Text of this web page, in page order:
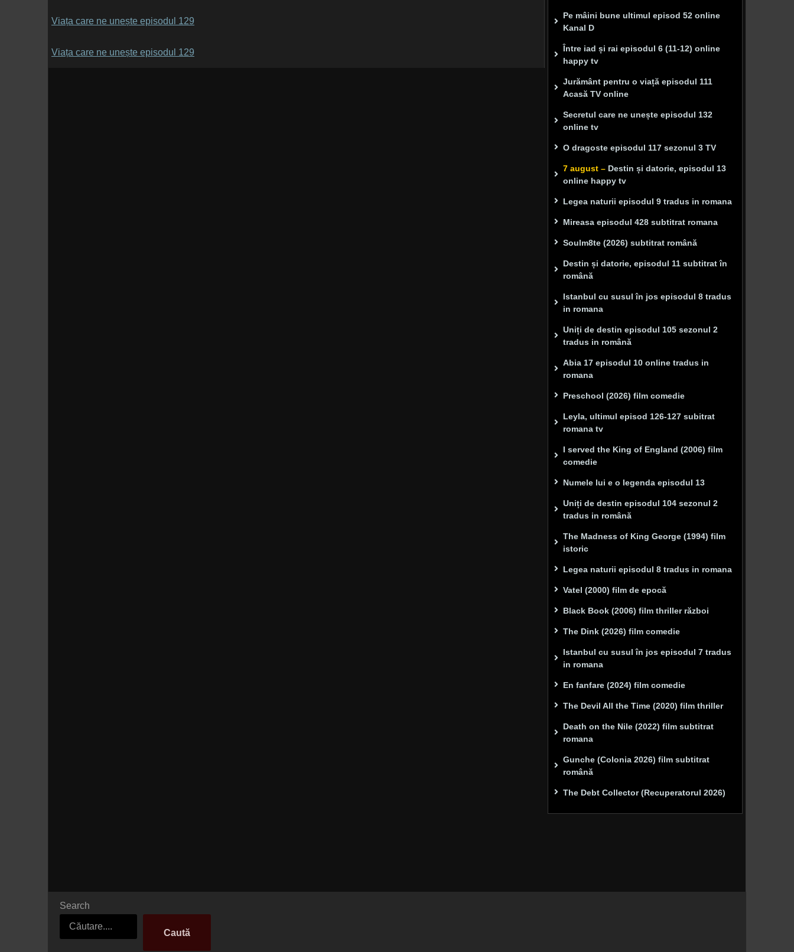
Viața care ne unește episodul 129
Viața care ne unește episodul 129
Pe mâini bune ultimul episod 52 online
Kanal D
Între iad și rai episodul 6 (11-12) online
happy tv
Jurământ pentru o viață episodul 111
Acasă TV online
Secretul care ne unește episodul 132
online tv
O dragoste episodul 117 sezonul 3 TV
7 august – Destin și datorie, episodul 13
online happy tv
Legea naturii episodul 9 tradus in romana
Mireasa episodul 428 subtitrat romana
Soulm8te (2026) subtitrat română
Destin și datorie, episodul 11 subtitrat în
română
Istanbul cu susul în jos episodul 8 tradus
in romana
Uniți de destin episodul 105 sezonul 2
tradus in română
Abia 17 episodul 10 online tradus in
romana
Preschool (2026) film comedie
Leyla, ultimul episod 126-127 subitrat
romana tv
I served the King of England (2006) film
comedie
Numele lui e o legenda episodul 13
Uniți de destin episodul 104 sezonul 2
tradus in română
The Madness of King George (1994) film
istoric
Legea naturii episodul 8 tradus in romana
Vatel (2000) film de epocă
Black Book (2006) film thriller război
The Dink (2026) film comedie
Istanbul cu susul în jos episodul 7 tradus
in romana
En fanfare (2024) film comedie
The Devil All the Time (2020) film thriller
Death on the Nile (2022) film subtitrat
romana
Gunche (Colonia 2026) film subtitrat
română
The Debt Collector (Recuperatorul 2026)
Search
Caută